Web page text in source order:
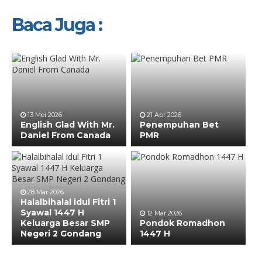
Baca Juga :
13 Mei 2026
English Glad With Mr.
Daniel From Canada
21 Apr 2026
Penempuhan Bet
PMR
28 Mar 2026
Halalbihalal idul Fitri 1
Syawal 1447 H
Keluarga Besar SMP
Negeri 2 Gondang
12 Mar 2026
Pondok Romadhon
1447 H